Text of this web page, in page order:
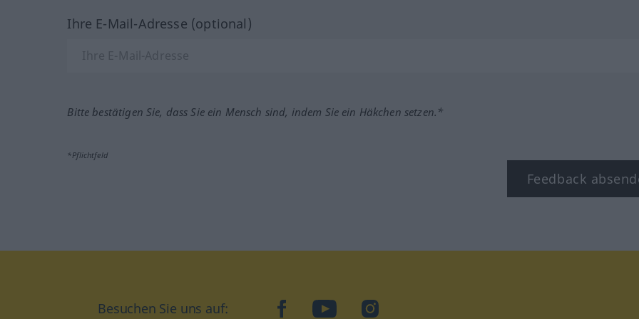
Ihre E-Mail-Adresse (optional)
Bitte bestätigen Sie, dass Sie ein Mensch sind, indem Sie ein Häkchen setzen.*
*Pflichtfeld
Feedback
Besuchen Sie uns auf: facebookYouTubeInstagram